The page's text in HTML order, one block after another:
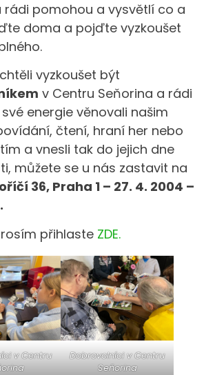
rádi pomohou a vysvětlí co a
doma a pojďte vyzkoušet
vyzkoušet být
v Centru Seňorina a rádi
energie věnovali našim
čtení, hraní her nebo
a vnesli tak do jejich dne
můžete se u nás zastavit na
36, Praha 1 – 27. 4. 2004 –
přihlaste ZDE.
v Centru
Dobrovolníci v Centru
Seňorina